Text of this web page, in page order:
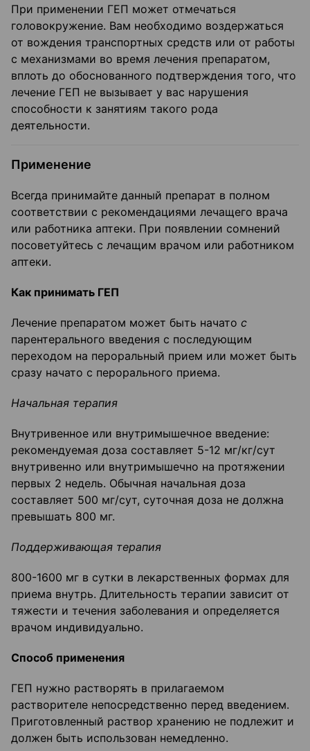
При применении ГЕП может отмечаться
головокружение. Вам необходимо воздержаться
от вождения транспортных средств или от работы
с механизмами во время лечения препаратом,
вплоть до обоснованного подтверждения того, что
лечение ГЕП не вызывает у вас нарушения
способности к занятиям такого рода
деятельности.
Применение
Всегда принимайте данный препарат в полном
соответствии с рекомендациями лечащего врача
или работника аптеки. При появлении сомнений
посоветуйтесь с лечащим врачом или работником
аптеки.
Как принимать ГЕП
Лечение препаратом может быть начато с
парентерального введения с последующим
переходом на пероральный прием или может быть
сразу начато с перорального приема.
Начальная терапия
Внутривенное или внутримышечное введение:
рекомендуемая доза составляет 5-12 мг/кг/сут
внутривенно или внутримышечно на протяжении
первых 2 недель. Обычная начальная доза
составляет 500 мг/сут, суточная доза не должна
превышать 800 мг.
Поддерживающая терапия
800-1600 мг в сутки в лекарственных формах для
приема внутрь. Длительность терапии зависит от
тяжести и течения заболевания и определяется
врачом индивидуально.
Способ применения
ГЕП нужно растворять в прилагаемом
растворителе непосредственно перед введением.
Приготовленный раствор хранению не подлежит и
должен быть использован немедленно.